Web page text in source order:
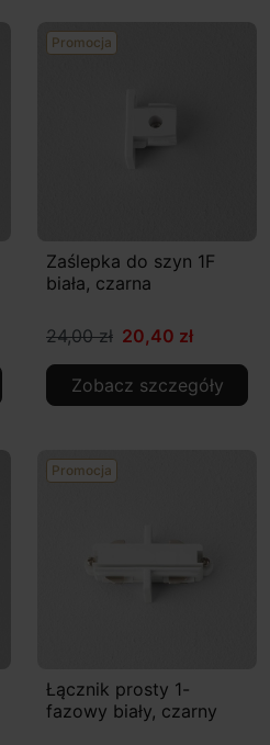
Promocja
Zaślepka do szyn 1F
biała, czarna
24,00 zł 20,40 zł
Zobacz szczegóły
Promocja
Łącznik prosty 1-
fazowy biały, czarny